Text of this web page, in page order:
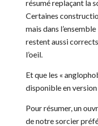
résumé replaçant la
Certaines
mais dans
restent aussi
l’oeil.
Et que les «
disponible en
Pour résumer, un
de notre sorcier